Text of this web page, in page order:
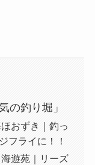
の釣り堀」
おずき｜釣っ
フライに！！
遊苑｜リーズ